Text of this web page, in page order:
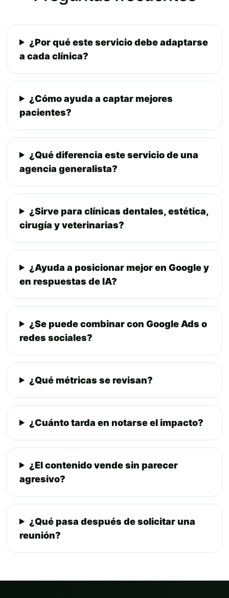
¿Por qué este servicio debe adaptarse
a cada clínica?
¿Cómo ayuda a captar mejores
pacientes?
¿Qué diferencia este servicio de una
agencia generalista?
¿Sirve para clínicas dentales, estética,
cirugía y veterinarias?
¿Ayuda a posicionar mejor en Google y
en respuestas de IA?
¿Se puede combinar con Google Ads o
redes sociales?
¿Qué métricas se revisan?
¿Cuánto tarda en notarse el impacto?
¿El contenido vende sin parecer
agresivo?
¿Qué pasa después de solicitar una
reunión?